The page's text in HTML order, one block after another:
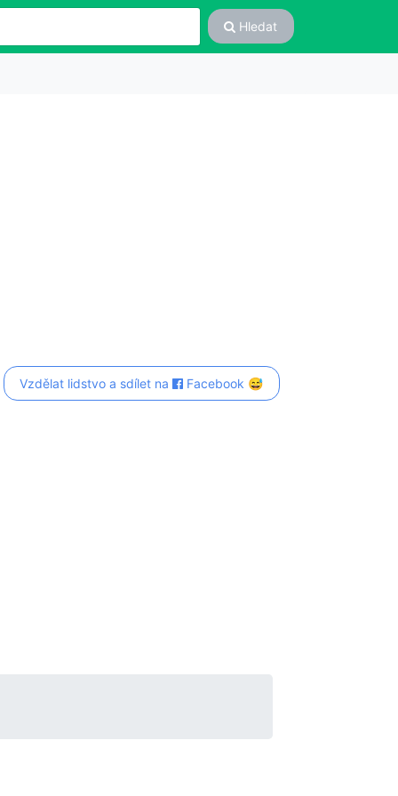
Hledat
Vzdělat lidstvo a sdílet na Facebook 😅